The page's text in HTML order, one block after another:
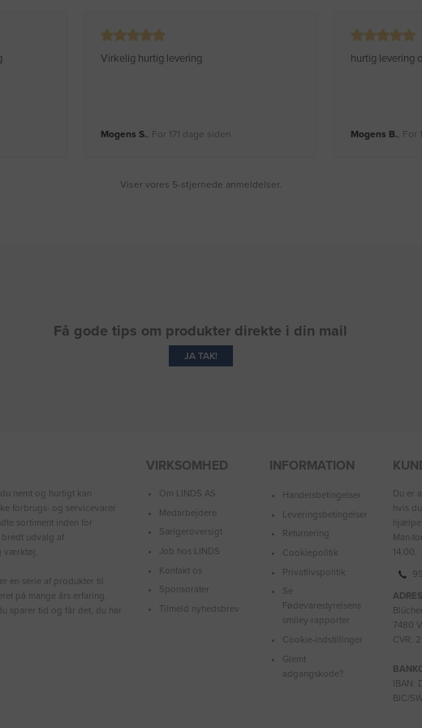
Virkelig hurtig levering
Mogens S., For 171 dage siden
hurtig levering
Mogens B., For
Viser vores 5-stjernede anmeldelser.
Få gode tips om produkter direkte i din mail
JA TAK!
nemt og hurtigt kan
forbrugs- og servicevarer
sortiment inden for
udvalg af
værktøj.
en serie af produkter til
på mange års erfaring.
sparer tid og får det, du har
VIRKSOMHED
Om LINDS AS
Medarbejdere
Sælgeroversigt
Job hos LINDS
Kontakt os
Sponsorater
Tilmeld nyhedsbrev
INFORMATION
Handelsbetingelser
Leveringsbetingelser
Returnering
Cookiepolitik
Privatlivspolitik
Se
Fødevarestyrelsens
smiley-rapporter
Cookie-indstillinger
Glemt
adgangskode?
Du er
hvis
hjælpe
Man-
14.00.
7480
CVR:
IBAN:
BIC/